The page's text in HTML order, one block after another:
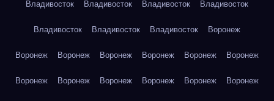
Владивосток Владивосток Владивосток Владивосток
Владивосток Владивосток Владивосток Воронеж
Воронеж Воронеж Воронеж Воронеж Воронеж Воронеж
Воронеж Воронеж Воронеж Воронеж Воронеж Воронеж